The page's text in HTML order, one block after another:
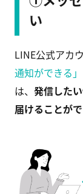
い
LINE公式アカ
通知ができる」
は、 発信した
届けることが